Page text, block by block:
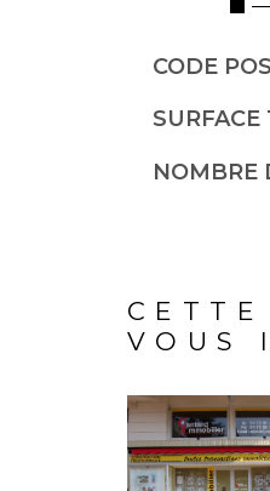
CODE
SURFACE
NOMBRE
CETTE
VOUS